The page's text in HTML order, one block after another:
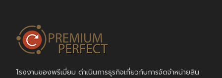
โรงงานของพรีเมี่ยม ดำเนินการธุรกิจเกี่ยวกับการจัดจำหน่ายสิน